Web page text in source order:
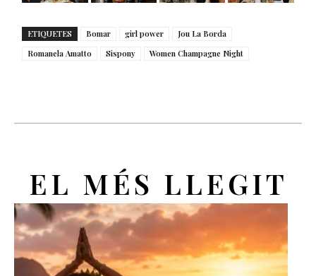
ETIQUETES Bomar girl power
Jou La Borda
Romanela Amatto
Sispony Women Champagne Night
EL MÉS LLEGIT